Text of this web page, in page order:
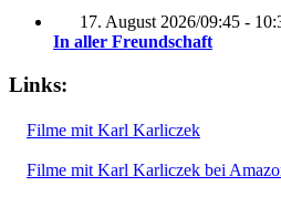
17. August 2026/09:45 -
In aller Freundschaft
Links:
Filme mit Karl Karliczek
Filme mit Karl Karliczek bei